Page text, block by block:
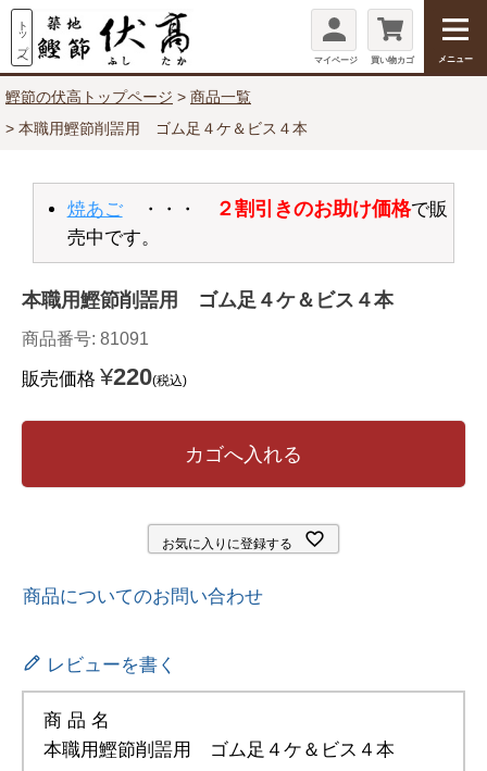
マイページ 買い物カゴ メニュー
焼あご・・・ ２割引きのお助け価格で販
売中です。
鰹節の伏高トップページ
商品一覧
本職用鰹節削噐用 ゴム足４ケ＆ビス４本
本職用鰹節削噐用 ゴム足４ケ＆ビス４本
商品番号 81091
販売価格 ¥220 税込
お気に入りに登録する
カゴへ入れる
商品についてのお問い合わせ
レビューを書く
商 品 名
本職用鰹節削噐用 ゴム足４ケ＆ビス４本